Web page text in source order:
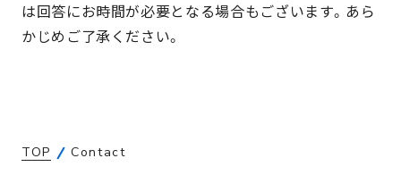
は回答にお時間が必要となる場合もございます。あら
かじめご了承ください。
TOP Contact